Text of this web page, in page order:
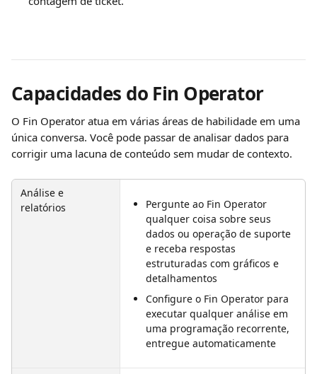
Capacidades do Fin Operator
O Fin Operator atua em várias áreas de habilidade em uma
única conversa. Você pode passar de analisar dados para
corrigir uma lacuna de conteúdo sem mudar de contexto.
Análise e
relatórios
Pergunte ao Fin Operator
qualquer coisa sobre seus
dados ou operação de suporte
e receba respostas
estruturadas com gráficos e
detalhamentos
Configure o Fin Operator para
executar qualquer análise em
uma programação recorrente,
entregue automaticamente